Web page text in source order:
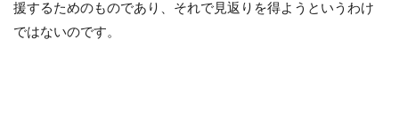
援するためのものであり、それで見返りを得ようというわけ
ではないのです。